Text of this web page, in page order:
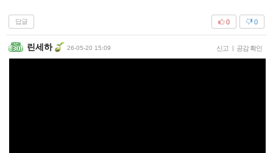
답글 0
0
린세하 26-05-20 15:09 신고 | 공감 확인